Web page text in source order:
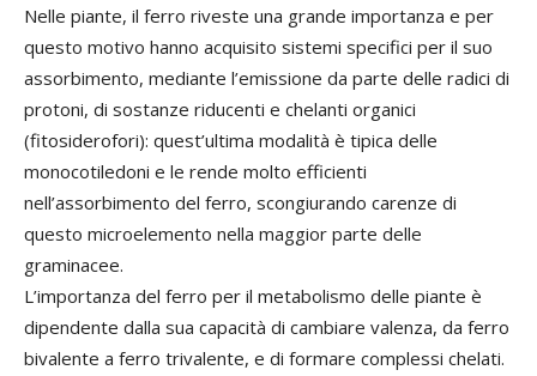
Nelle piante, il ferro riveste una grande importanza e per
questo motivo hanno acquisito sistemi specifici per il suo
assorbimento, mediante l’emissione da parte delle radici di
protoni, di sostanze riducenti e chelanti organici
(fitosiderofori): quest’ultima modalità è tipica delle
monocotiledoni e le rende molto efficienti
nell’assorbimento del ferro, scongiurando carenze di
questo microelemento nella maggior parte delle
graminacee.
L’importanza del ferro per il metabolismo delle piante è
dipendente dalla sua capacità di cambiare valenza, da ferro
bivalente a ferro trivalente, e di formare complessi chelati.